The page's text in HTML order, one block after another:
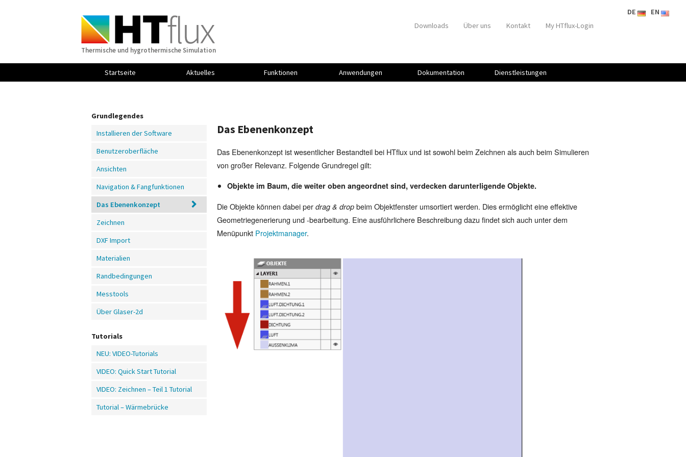
Startseite Aktuelles Funktionen Anwendungen Dokumentation Dienstleistungen
Downloads Über uns Kontakt My HTflux-Login
DE EN
Thermische und hygrothermische Simulation
Grundlegendes
Installieren der Software
Benutzeroberfläche
Ansichten
Navigation & Fangfunktionen
Das Ebenenkonzept
Zeichnen
DXF Import
Materialien
Randbedingungen
Messtools
Über Glaser-2d
Tutorials
NEU: VIDEO-Tutorials
VIDEO: Quick Start Tutorial
VIDEO: Zeichnen – Teil 1 Tutorial
Tutorial – Wärmebrücke
Das Ebenenkonzept
Das Ebenenkonzept ist wesentlicher Bestandteil bei HTflux und ist sowohl beim Zeichnen als auch beim Simulieren
von großer Relevanz. Folgende Grundregel gilt:
Objekte im Baum, die weiter oben angeordnet sind, verdecken darunterligende Objekte.
Die Objekte können dabei perdrag & drop beim Objektfenster umsortiert werden. Dies ermöglicht eine effektive
Geometriegenerierung und -bearbeitung. Eine ausführlichere Beschreibung dazu findet sich auch unter dem
Menüpunkt Projektmanager.